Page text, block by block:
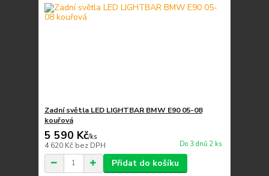
Zadní světla LED LIGHTBAR BMW E90 05-08
kouřová
5 590 Kč/ks
4 620 Kč bez DPH Do 3 dnů 2 ks
Přidat do košíku